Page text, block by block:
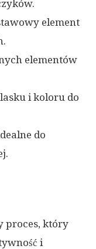
element
elementów
i koloru do
do
proces, który
i